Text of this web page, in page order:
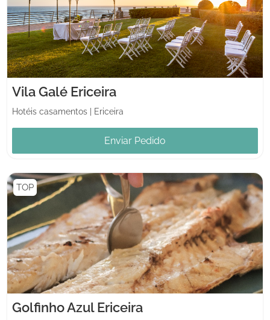
Vila Galé Ericeira
Hotéis casamentos Ericeira
Enviar Pedido
TOP
Golfinho Azul Ericeira